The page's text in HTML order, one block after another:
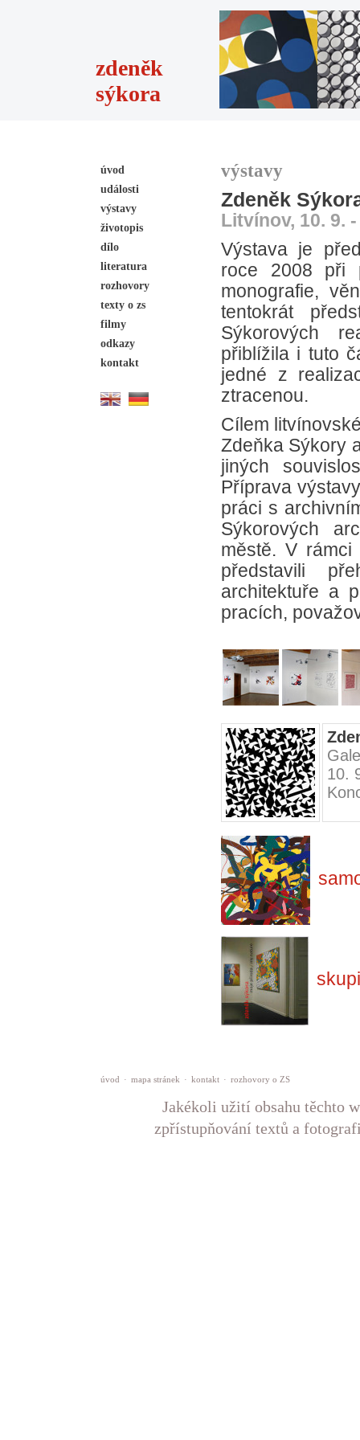
zdeněk
sýkora
úvod
události
výstavy
životopis
dílo
literatura
rozhovory
texty o zs
filmy
odkazy
kontakt
výstavy
Zdeněk
Litvínov, 10. 9.
Výstava je
roce 2008 při
monografie,
tentokrát
Sýkorových
přiblížila i tuto
jedné z
ztracenou.
Cílem
Zdeňka Sýkory
jiných
Příprava
práci s
Sýkorových
městě. V
představili
architektuře a
pracích,
10.
úvod · mapa stránek · kontakt · rozhovory o ZS
Jakékoli užití obsahu těchto
zpřístupňování textů a